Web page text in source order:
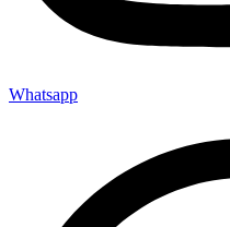
Whatsapp